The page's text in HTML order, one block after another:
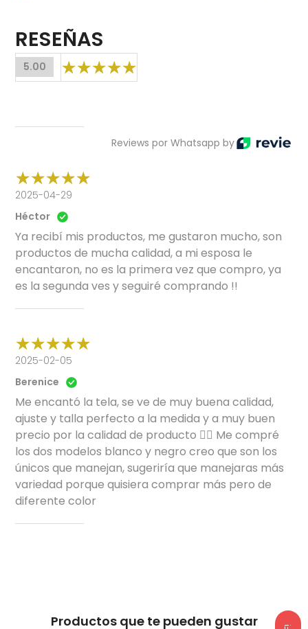
RESEÑAS
5.00
Reviews por Whatsapp by
2025-04-29
Héctor
Ya recibí mis productos, me gustaron mucho, son
productos de mucha calidad, a mi esposa le
encantaron, no es la primera vez que compro, ya
es la segunda ves y seguiré comprando !!
2025-02-05
Berenice
Me encantó la tela, se ve de muy buena calidad,
ajuste y talla perfecto a la medida y a muy buen
precio por la calidad de producto 👍🏼 Me compré
los dos modelos blanco y negro creo que son los
únicos que manejan, sugeriría que manejaras más
variedad porque quisiera comprar más pero de
diferente color
Productos que te pueden gustar